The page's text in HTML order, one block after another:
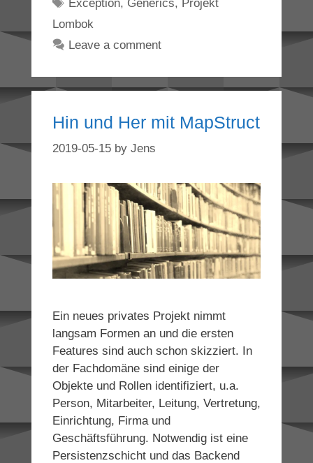
Exception, Generics, Projekt
Lombok
Leave a comment
Hin und Her mit MapStruct
2019-05-15 by Jens
Ein neues privates Projekt nimmt
langsam Formen an und die ersten
Features sind auch schon skizziert. In
der Fachdomäne sind einige der
Objekte und Rollen identifiziert, u.a.
Person, Mitarbeiter, Leitung, Vertretung,
Einrichtung, Firma und
Geschäftsführung. Notwendig ist eine
Persistenzschicht und das Backend